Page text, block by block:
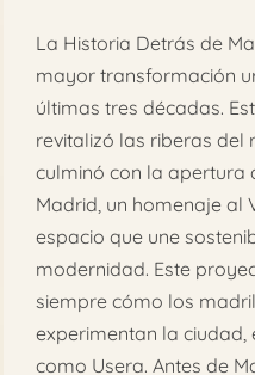
La Historia Detrás de
mayor transformación
últimas tres décadas.
revitalizó las riberas del
culminó con la apertura
Madrid, un homenaje al
espacio que une
modernidad. Este
siempre cómo los
experimentan la ciudad,
como Usera. Antes de